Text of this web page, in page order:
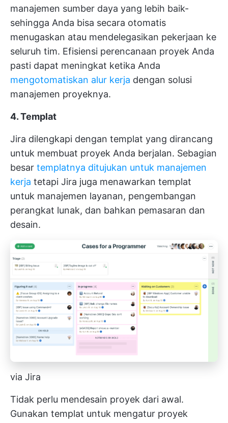
manajemen sumber daya yang lebih baik-
sehingga Anda bisa secara otomatis
menugaskan atau mendelegasikan pekerjaan ke
seluruh tim. Efisiensi perencanaan proyek Anda
pasti dapat meningkat ketika Anda
mengotomatiskan alur kerja dengan solusi
manajemen proyeknya.
4. Templat
Jira dilengkapi dengan templat yang dirancang
untuk membuat proyek Anda berjalan. Sebagian
besar templatnya ditujukan untuk manajemen
kerja tetapi Jira juga menawarkan templat
untuk manajemen layanan, pengembangan
perangkat lunak, dan bahkan pemasaran dan
desain.
via Jira
Tidak perlu mendesain proyek dari awal.
Gunakan templat untuk mengatur proyek